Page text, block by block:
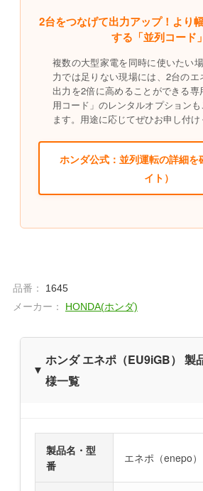
2台をつなげて出力アップ！より
する「並列コード」
複数の大型家電を同時に使いたい
力では足りない現場には、2台のエ
出力を2倍に高めることができる
用コード」のレンタルオプションも
ます。用途に応じてぜひお申し付け
ホンダ公式：並列運転の詳細を
イト）
品番：
1645
メーカー：
HONDA(ホンダ)
ホンダ エネポ（EU9iGB） 製
様一覧
製品名・型
番
エネポ（enepo